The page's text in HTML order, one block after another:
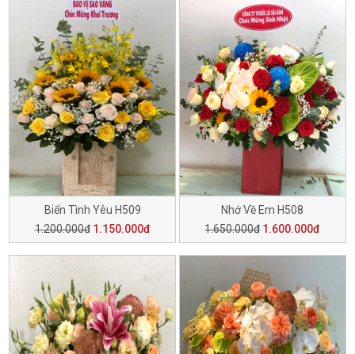
Biển Tình Yêu H509
1.200.000đ 1.150.000đ
Nhớ Về Em H508
1.650.000đ 1.600.000đ